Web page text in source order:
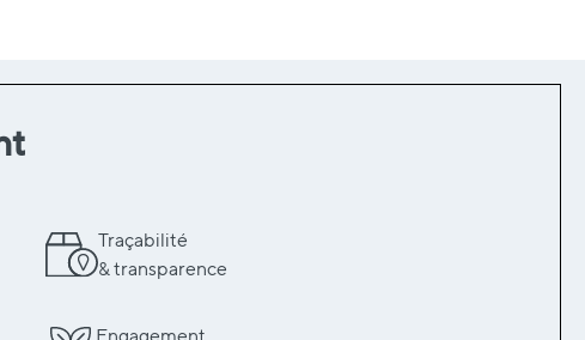
Traçabilité
& transparence